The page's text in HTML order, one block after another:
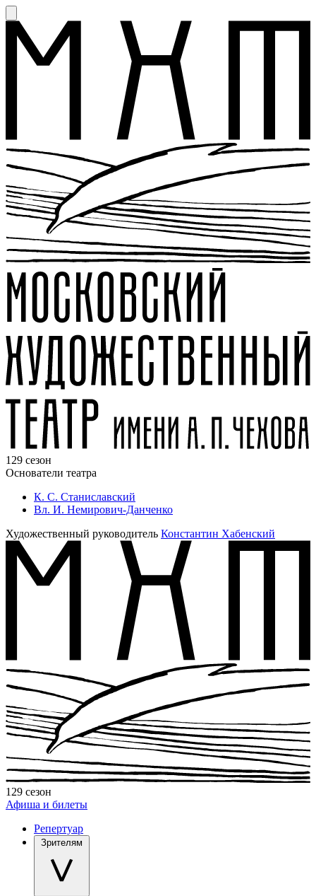
129 сезон
Основатели театра
К. С. Станиславский
Вл. И. Немирович-Данченко
Художественный руководитель Константин Хабенский
129 сезон
Афиша и билеты
Репертуар
Зрителям